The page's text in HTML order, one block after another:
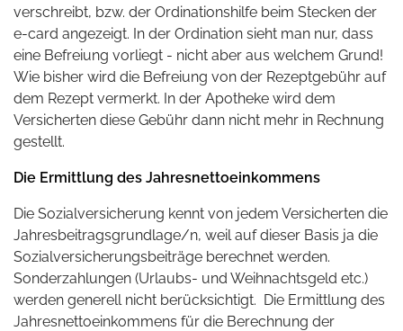
verschreibt, bzw. der Ordinationshilfe beim Stecken der
e-card angezeigt. In der Ordination sieht man nur, dass
eine Befreiung vorliegt - nicht aber aus welchem Grund!
Wie bisher wird die Befreiung von der Rezeptgebühr auf
dem Rezept vermerkt. In der Apotheke wird dem
Versicherten diese Gebühr dann nicht mehr in Rechnung
gestellt.
Die Ermittlung des Jahresnettoeinkommens
Die Sozialversicherung kennt von jedem Versicherten die
Jahresbeitragsgrundlage/n, weil auf dieser Basis ja die
Sozialversicherungsbeiträge berechnet werden.
Sonderzahlungen (Urlaubs- und Weihnachtsgeld etc.)
werden generell nicht berücksichtigt. Die Ermittlung des
Jahresnettoeinkommens für die Berechnung der